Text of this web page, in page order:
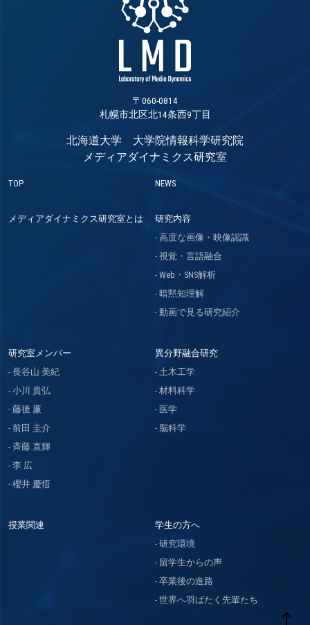
west
〒060-0814
札幌市北区北14条西9丁目
北海道大学 大学院情報科学研究院
メディアダイナミクス研究室
TOP NEWS
メディアダイナミクス研究室とは
研究内容
高度な画像・映像認識
視覚・言語融合
Web・SNS解析
暗黙知理解
動画で見る研究紹介
研究室メンバー
長谷山 美紀
小川 貴弘
藤後 廉
前田 圭介
斉藤 直輝
李 広
櫻井 慶悟
異分野融合研究
土木工学
材料科学
医学
脳科学
授業関連
学生の方へ
研究環境
留学生からの声
卒業後の進路
世界へ羽ばたく先輩たち